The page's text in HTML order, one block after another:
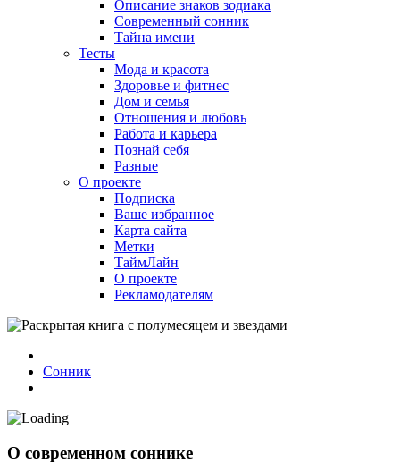
Описание знаков зодиака
Современный сонник
Тайна имени
Тесты
Мода и красота
Здоровье и фитнес
Дом и семья
Отношения и любовь
Работа и карьера
Познай себя
Разные
О проекте
Подписка
Ваше избранное
Карта сайта
Метки
ТаймЛайн
О проекте
Рекламодателям
Сонник
О современном соннике